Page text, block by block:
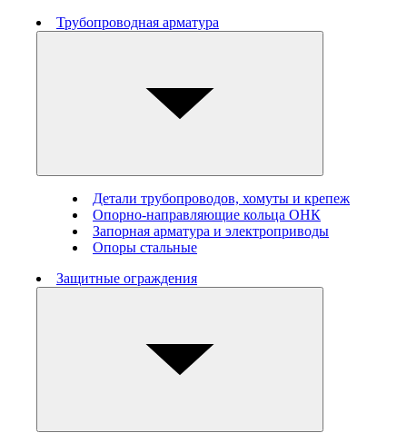
Трубопроводная арматура
Детали трубопроводов, хомуты и крепеж
Опорно-направляющие кольца ОНК
Запорная арматура и электроприводы
Опоры стальные
Защитные ограждения